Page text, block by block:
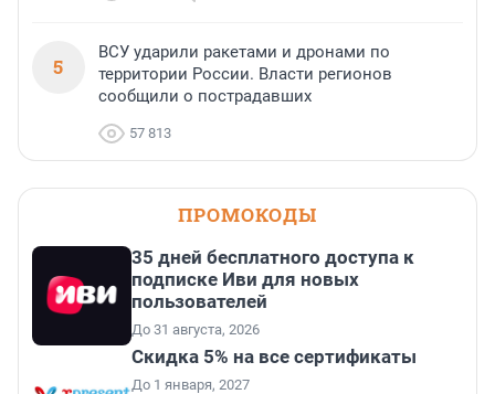
5
ВСУ ударили ракетами и дронами по
территории России. Власти регионов
сообщили о пострадавших
57 813
ПРОМОКОДЫ
35 дней бесплатного доступа к
подписке Иви для новых
пользователей
До 31 августа, 2026
Скидка 5% на все сертификаты
До 1 января, 2027